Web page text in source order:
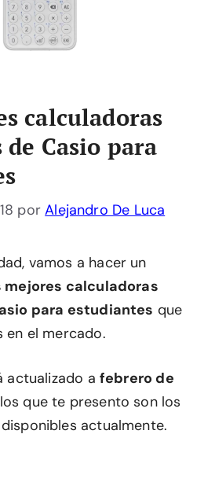
calculadoras
Casio para
porAlejandro De Luca
vamos a hacer un
mejores calculadoras
para estudiantes que
en el mercado.
actualizado a febrero de
que te presento son los
actualmente.